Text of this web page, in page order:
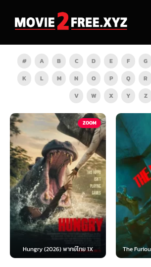
# A B C D E F G
K
L M N O P Q R
V
W X Y Z
ZOOM ZOOM
The Furious (2026) พากย์ไทย 1X